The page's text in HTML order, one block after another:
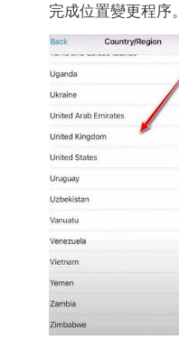
完成位置變更程序。